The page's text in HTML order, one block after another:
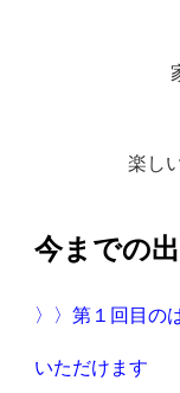
楽し
今までの
〉〉第１回目の
いただけます